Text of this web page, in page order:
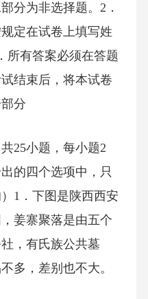
分为非选择题。2．
定在试卷上填写姓
所有答案必须在答题
结束后，将本试卷
分
25小题，每小题2
的四个选项中，只
1．下图是陕西西安
姜寨聚落是由五个
，有氏族公共墓
多，差别也不大。